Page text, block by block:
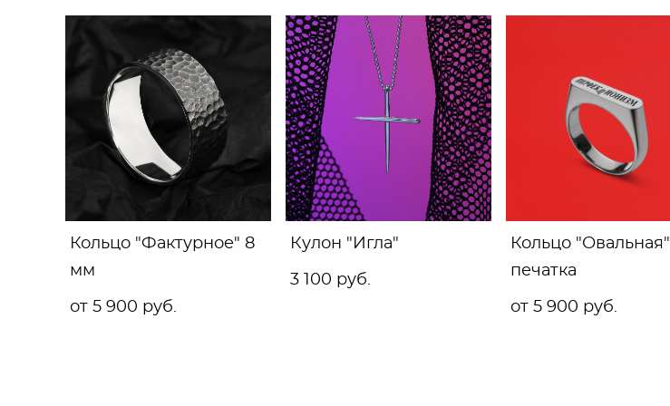
Кольцо "Фактурное" 8
мм
от 5 900 pуб.
Кулон "Игла"
3 100 pуб.
Кольцо "Овальная"
печатка
от 5 900 pуб.